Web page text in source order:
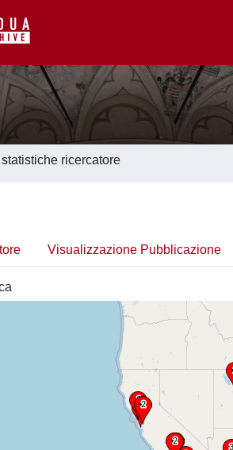
statistiche ricercatore
Visualizzazione Pubblicazione